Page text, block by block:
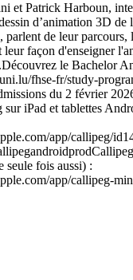
et Patrick Harboun,
d’animation 3D de
de leur parcours,
leur façon d'enseigner
le Bachelor
fhse-fr/study-
du 2 février
sur iPad et tablettes
app/callipeg/
seule fois aussi) :
app/callipeg-